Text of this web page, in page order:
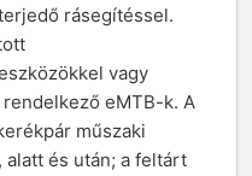
rásegítéssel.
vagy
eMTB-k. A
műszaki
és után; a feltárt